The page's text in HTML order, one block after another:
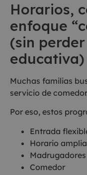
Horarios,
enfoque
(sin
educativa)
Muchas familias
servicio de
Por eso, estos
Entrada
Horario
Madrugadores
Comedor